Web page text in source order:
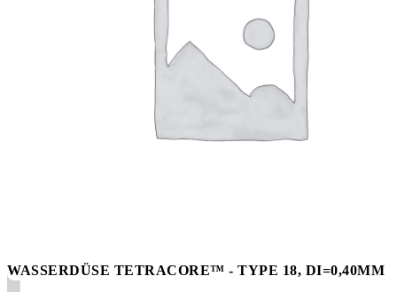
WASSERDÜSE TETRACORE™ - TYPE 18, DI=0,40MM